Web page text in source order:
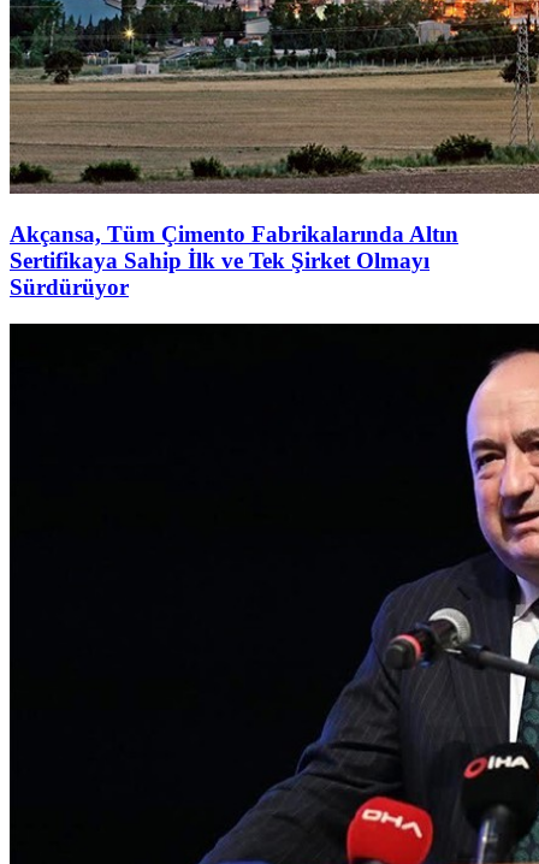
Akçansa, Tüm Çimento Fabrikalarında Altın
Sertifikaya Sahip İlk ve Tek Şirket Olmayı
Sürdürüyor